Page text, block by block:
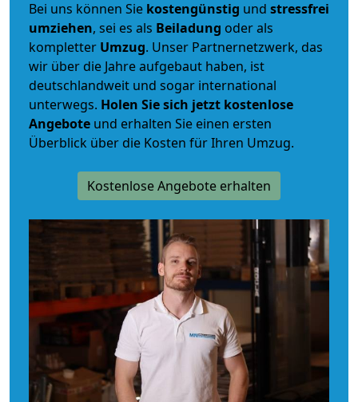
Bei uns können Sie kostengünstig und stressfrei
umziehen, sei es als Beiladung oder als
kompletter Umzug. Unser Partnernetzwerk, das
wir über die Jahre aufgebaut haben, ist
deutschlandweit und sogar international
unterwegs. Holen Sie sich jetzt kostenlose
Angebote und erhalten Sie einen ersten
Überblick über die Kosten für Ihren Umzug.
Kostenlose Angebote erhalten